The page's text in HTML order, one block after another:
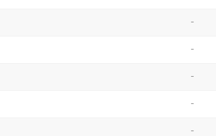
-
-
-
-
-